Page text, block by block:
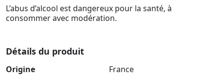
L’abus d’alcool est dangereux pour la santé, à
consommer avec modération.
Détails du produit
Origine
France